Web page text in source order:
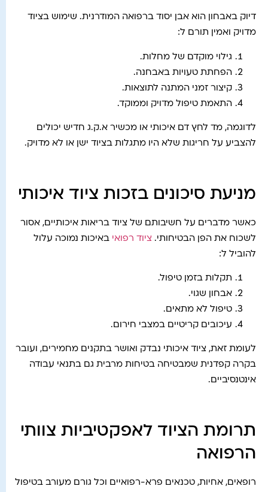
דיוק באבחון הוא אבן יסוד ברפואה המודרנית. שימוש בציוד
מדויק ואמין תורם ל:
גילוי מוקדם של מחלות.
הפחתת טעויות באבחנה.
קיצור זמני המתנה לתוצאות.
התאמת טיפול מדויק וממוקד.
לדוגמה, מד לחץ דם איכותי או מכשיר א.ק.ג חדיש יכולים
להצביע על חריגות שלא היו מתגלות בציוד ישן או לא מדויק.
מניעת סיכונים בזכות ציוד איכותי
כאשר מדברים על חשיבותם של ציוד בריאות איכותיים, אסור
לשכוח את הפן הבטיחותי. ציוד רפואי באיכות נמוכה עלול
להוביל ל:
תקלות בזמן טיפול.
אבחון שגוי.
טיפול לא מתאים.
עיכובים קריטיים במצבי חירום.
לעומת זאת, ציוד איכותי נבדק ואושר בתקנים מחמירים, ועובר
בקרה קפדנית שמבטיחה בטיחות מרבית גם בתנאי עבודה
אינטנסיביים.
תרומת הציוד לאפקטיביות צוותי
הרפואה
רופאים, אחיות, טכנאים פרא-רפואיים וכל גורם מעורב בטיפול